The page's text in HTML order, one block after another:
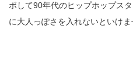
ボして90年代のヒップホップス
に大人っぽさを入れないといけま